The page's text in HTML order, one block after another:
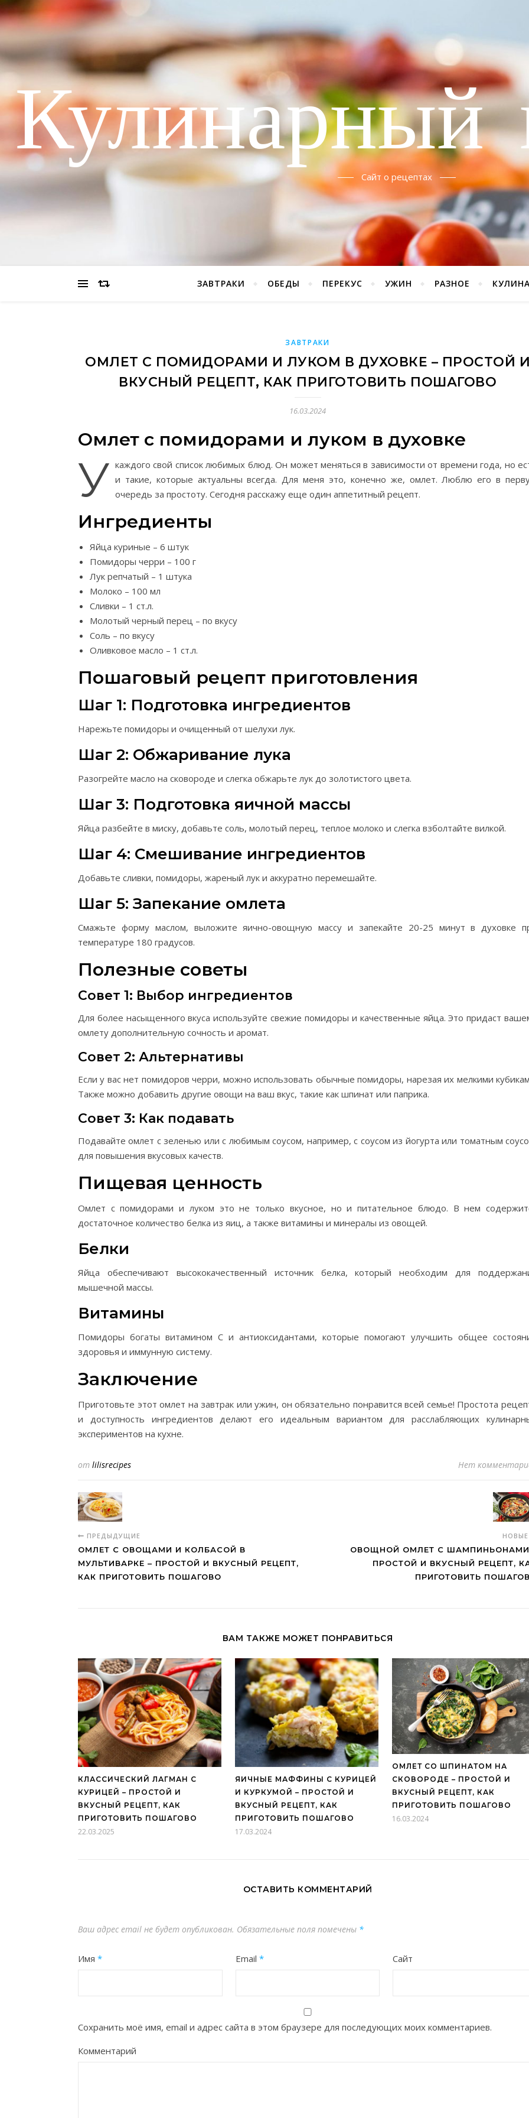
Кулинарный
Сайт о рецептах
ЗАВТРАКИ ОБЕДЫ ПЕРЕКУС УЖИН РАЗНОЕ
ЗАВТРАКИ
ОМЛЕТ С ПОМИДОРАМИ И ЛУКОМ В ДУХОВКЕ – ПРОСТОЙ И
ВКУСНЫЙ РЕЦЕПТ, КАК ПРИГОТОВИТЬ ПОШАГОВО
16.03.2024
Омлет с помидорами и луком в духовке
У каждого свой список любимых блюд. Он может меняться в зависимости от времени года, но
и такие, которые актуальны всегда. Для меня это, конечно же, омлет. Люблю его в
очередь за простоту. Сегодня расскажу еще один аппетитный рецепт.
Ингредиенты
Яйца куриные – 6 штук
Помидоры черри – 100 г
Лук репчатый – 1 штука
Молоко – 100 мл
Сливки – 1 ст.л.
Молотый черный перец – по вкусу
Соль – по вкусу
Оливковое масло – 1 ст.л.
Пошаговый рецепт приготовления
Шаг 1: Подготовка ингредиентов
Нарежьте помидоры и очищенный от шелухи лук.
Шаг 2: Обжаривание лука
Разогрейте масло на сковороде и слегка обжарьте лук до золотистого цвета.
Шаг 3: Подготовка яичной массы
Яйца разбейте в миску, добавьте соль, молотый перец, теплое молоко и слегка взболтайте вилкой.
Шаг 4: Смешивание ингредиентов
Добавьте сливки, помидоры, жареный лук и аккуратно перемешайте.
Шаг 5: Запекание омлета
Смажьте форму маслом, выложите яично-овощную массу и запекайте 20-25 минут в духовке
температуре 180 градусов.
Полезные советы
Совет 1: Выбор ингредиентов
Для более насыщенного вкуса используйте свежие помидоры и качественные яйца. Это придаст
омлету дополнительную сочность и аромат.
Совет 2: Альтернативы
Если у вас нет помидоров черри, можно использовать обычные помидоры, нарезая их мелкими
Также можно добавить другие овощи на ваш вкус, такие как шпинат или паприка.
Совет 3: Как подавать
Подавайте омлет с зеленью или с любимым соусом, например, с соусом из йогурта или томатным
для повышения вкусовых качеств.
Пищевая ценность
Омлет с помидорами и луком это не только вкусное, но и питательное блюдо. В нем
достаточное количество белка из яиц, а также витамины и минералы из овощей.
Белки
Яйца обеспечивают высококачественный источник белка, который необходим для
мышечной массы.
Витамины
Помидоры богаты витамином C и антиоксидантами, которые помогают улучшить общее
здоровья и иммунную систему.
Заключение
Приготовьте этот омлет на завтрак или ужин, он обязательно понравится всей семье! Простота
и доступность ингредиентов делают его идеальным вариантом для расслабляющих
экспериментов на кухне.
от lilisrecipes Нет
ПРЕДЫДУЩИЕ
ОМЛЕТ С ОВОЩАМИ И КОЛБАСОЙ В
МУЛЬТИВАРКЕ – ПРОСТОЙ И ВКУСНЫЙ РЕЦЕПТ,
КАК ПРИГОТОВИТЬ ПОШАГОВО
НОВЫЕ
ОВОЩНОЙ ОМЛЕТ С ШАМПИНЬОНАМИ
ПРОСТОЙ И ВКУСНЫЙ РЕЦЕПТ,
ПРИГОТОВИТЬ
ВАМ ТАКЖЕ МОЖЕТ ПОНРАВИТЬСЯ
КЛАССИЧЕСКИЙ ЛАГМАН С
КУРИЦЕЙ – ПРОСТОЙ И
ВКУСНЫЙ РЕЦЕПТ, КАК
ПРИГОТОВИТЬ ПОШАГОВО
22.03.2025
ЯИЧНЫЕ МАФФИНЫ С КУРИЦЕЙ
И КУРКУМОЙ – ПРОСТОЙ И
ВКУСНЫЙ РЕЦЕПТ, КАК
ПРИГОТОВИТЬ ПОШАГОВО
17.03.2024
ОМЛЕТ СО ШПИНАТОМ НА
СКОВОРОДЕ – ПРОСТОЙ И
ВКУСНЫЙ РЕЦЕПТ, КАК
ПРИГОТОВИТЬ ПОШАГОВО
16.03.2024
ОСТАВИТЬ КОММЕНТАРИЙ
Ваш адрес email не будет опубликован. Обязательные поля помечены *
Имя * Email * Сайт
Сохранить моё имя, email и адрес сайта в этом браузере для последующих моих комментариев.
Комментарий